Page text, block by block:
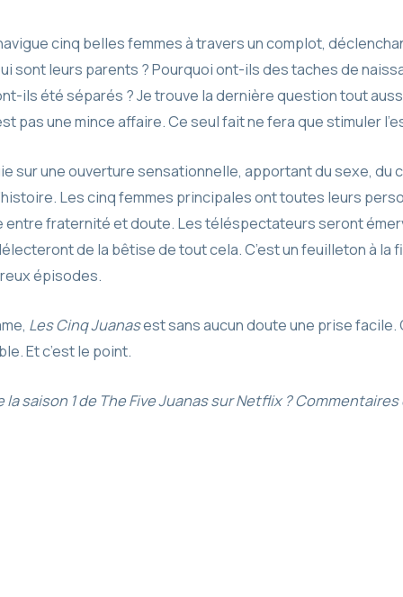
cinq belles femmes à travers un complot,
sont leurs parents ? Pourquoi ont-ils des taches de
ils été séparés ? Je trouve la dernière question tout
pas une mince affaire. Ce seul fait ne fera que stimuler
sur une ouverture sensationnelle, apportant du sexe, du
Les cinq femmes principales ont toutes leurs
entre fraternité et doute. Les téléspectateurs seront
de la bêtise de tout cela. C’est un feuilleton à la
épisodes.
Les Cinq Juanasest sans aucun doute une prise facile.
Et c’est le point.
la saison 1 de The Five Juanas sur Netflix ?